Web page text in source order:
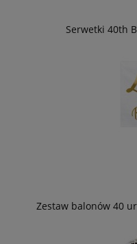
Serwetki 40th
Zestaw balonów 40